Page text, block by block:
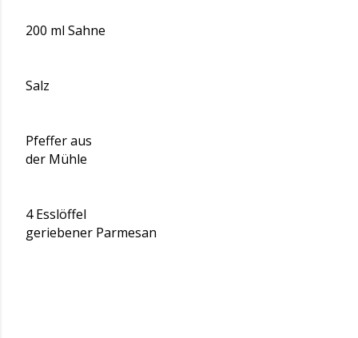
200 ml Sahne
Salz
Pfeffer aus
der Mühle
4 Esslöffel
geriebener Parmesan